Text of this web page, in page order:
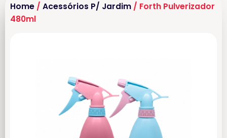
Home / Acessórios P/ Jardim / Forth Pulverizador
480ml